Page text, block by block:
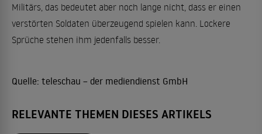
Militärs, das bedeutet aber noch lange nicht, dass er einen
verstörten Soldaten überzeugend spielen kann. Lockere
Sprüche stehen ihm jedenfalls besser.
Quelle: teleschau – der mediendienst GmbH
RELEVANTE THEMEN DIESES ARTIKELS